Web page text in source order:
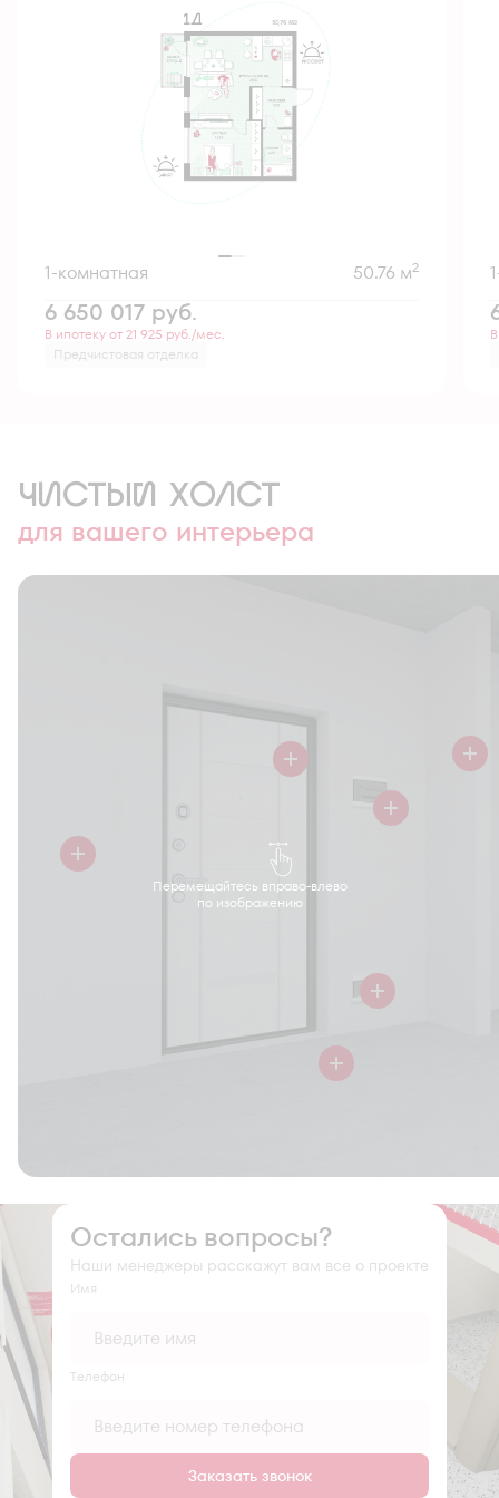
1-комнатная 50.76 м2
6 650 017 руб.
В ипотеку от 21 925 руб./мес.
Предчистовая отделка
ЧИСТЫЙ ХОЛСТ
для вашего интерьера
Перемещайтесь вправо-влево
по изображению
Остались вопросы?
Наши менеджеры расскажут вам все о проекте
Имя
Tелефон
Заказать звонок